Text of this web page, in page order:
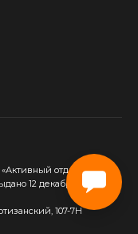
отдых»
12 декабря 2017
107-7Н